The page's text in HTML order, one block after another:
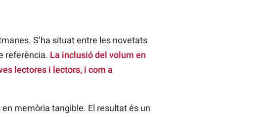
S’ha situat entre les novetats
referència. La inclusió del volum en
lectores i lectors, i com a
memòria tangible. El resultat és un